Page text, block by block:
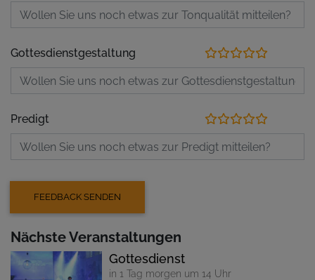
Gottesdienstgestaltung
Predigt
Nächste Veranstaltungen
Gottesdienst
in 1 Tag morgen um 14 Uhr